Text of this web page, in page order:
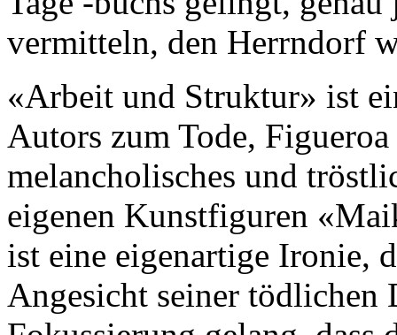
vermitteln, den Herrndorf
«Arbeit und Struktur» ist
Autors zum Tode,
melancholisches und
eigenen Kunstfiguren
ist eine eigenartige Ironie,
Angesicht seiner tödlichen